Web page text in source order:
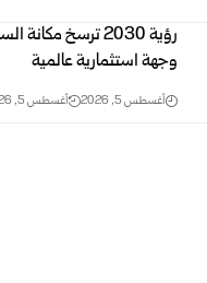
رؤية 2030 ترسخ مكانة
وجهة استثمارية عالمية
أغسطس 5, 2026 أغسطس 5, 2026